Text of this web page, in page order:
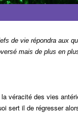
de vie répondra aux
mais de plus en
véracité des vies
sert il de régresser